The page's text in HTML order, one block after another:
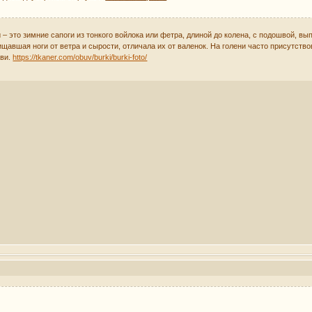
это зимние сапоги из тонкого войлока или фетра, длиной до колена, с подошвой,
ноги от ветра и сырости, отличала их от валенок. На голени часто
https://tkaner.com/obuv/burki/burki-foto/